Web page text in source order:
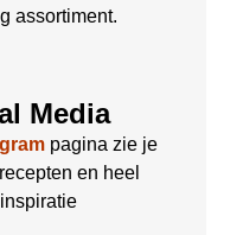
assortiment.
Media
pagina zie je
en heel